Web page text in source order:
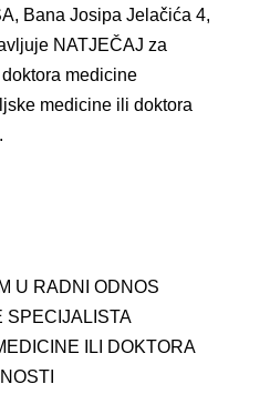
Bana Josipa Jelačića 4,
NATJEČAJ za
medicine
medicine ili doktora
U RADNI ODNOS
SPECIJALISTA
ILI DOKTORA